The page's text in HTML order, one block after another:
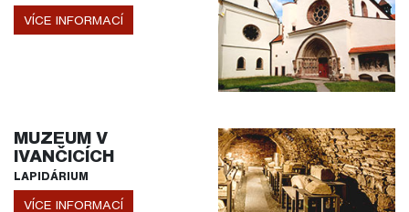
VÍCE INFORMACÍ
MUZEUM V
IVANČICÍCH
LAPIDÁRIUM
VÍCE INFORMACÍ